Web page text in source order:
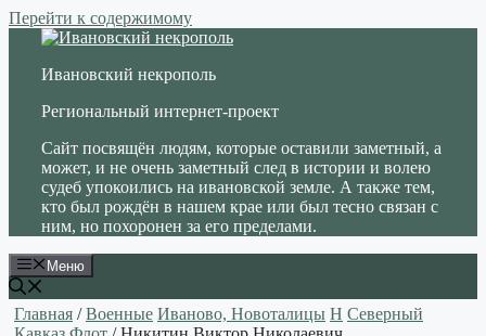
Перейти к содержимому
Ивановский некрополь
Региональный интернет-проект
Сайт посвящён людям, которые оставили заметный, а
может, и не очень заметный след в истории и волею
судеб упокоились на ивановской земле. А также тем,
кто был рождён в нашем крае или был тесно связан с
ним, но похоронен за его пределами.
Меню
Главная /Военные Иваново, Новоталицы Н Северный